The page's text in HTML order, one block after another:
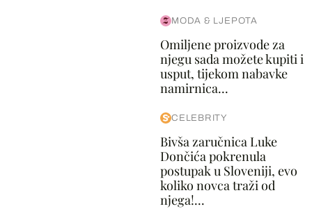
MODA & LJEPOTA
Omiljene proizvode za
njegu sada možete kupiti i
usput, tijekom nabavke
namirnica...
CELEBRITY
Bivša zaručnica Luke
Dončića pokrenula
postupak u Sloveniji, evo
koliko novca traži od
njega!...